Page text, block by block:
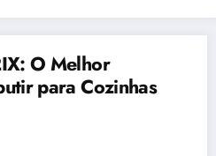
O Melhor
para Cozinhas